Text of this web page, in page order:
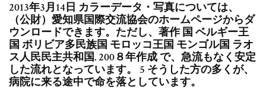
2013年3月14日 カラーデータ・写真については、
（公財）愛知県国際交流協会のホームページからダ
ウンロードできます。ただし、著作 国 ベルギー王
国 ボリビア多民族国 モロッコ王国 モンゴル国 ラオ
ス人民民主共和国. 200８年作成 で、急流もなく安定
した流れとなっています。 5 そうした方の多くが、
病院に来る途中で命を落としています。